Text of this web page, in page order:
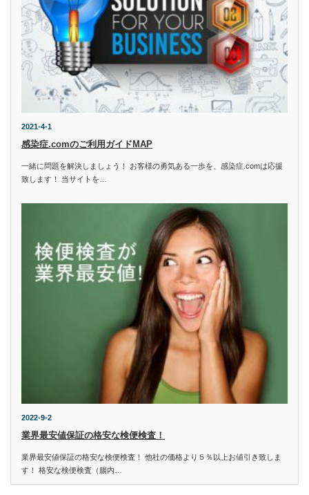
2021-4-1
感染症.comのご利用ガイドMAP
一緒に問題を解決しましょう！ お客様の勇気ある一歩を、感染症.comは応援
致します！ 当サイトを…
2022-9-2
業界最安値保証の格安な検便検査！
業界最安値保証の格安な検便検査！ 他社の価格より５％以上お値引き致しま
す！ 格安な検便検査（腸内…